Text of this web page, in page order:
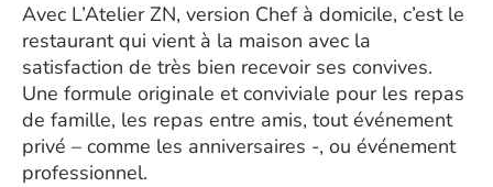
Avec L’Atelier ZN, version Chef à domicile, c’est le
restaurant qui vient à la maison avec la
satisfaction de très bien recevoir ses convives.
Une formule originale et conviviale pour les repas
de famille, les repas entre amis, tout événement
privé – comme les anniversaires -, ou événement
professionnel.